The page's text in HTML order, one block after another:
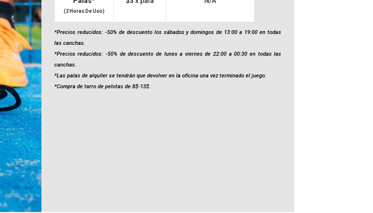
(2 Horas De Uso)
*Precios reducidos: -50% de descuento los sábados y domingos de 13:00 a 19:00 en todas
las canchas.
*Precios reducidos: -50% de descuento de lunes a viernes de 22:00 a 00:30 en todas las
canchas.
*Las palas de alquiler se tendrán que devolver en la oficina una vez terminado el juego.
*Compra de tarro de pelotas de 8$-13$.